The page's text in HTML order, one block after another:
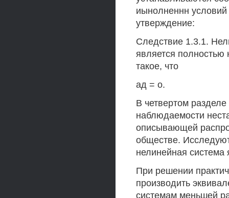
иынолненнн
утверждение:
Следствие 1.3.1.
является полностью
такое, что
ад = о.
В четвертом
наблюдаемости
описывающей
обществе.
нелинейная
При решении
производить
системам меньшей